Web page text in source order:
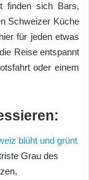
finden sich Bars,
Schweizer Küche
für jeden etwas
Reise entspannt
oder einem
blüht und grünt
Grau des